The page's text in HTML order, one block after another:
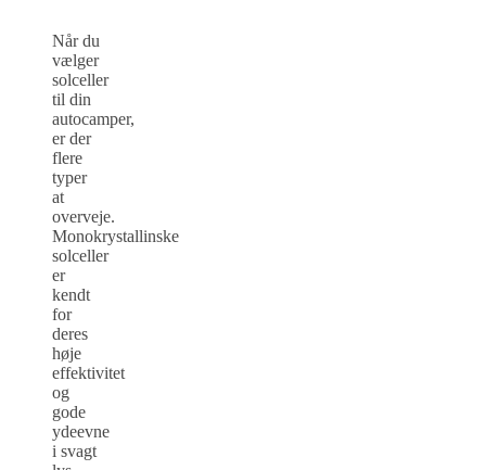
Når du
vælger
solceller
til din
autocamper,
er der
flere
typer
at
overveje.
Monokrystallinske
solceller
er
kendt
for
deres
høje
effektivitet
og
gode
ydeevne
i svagt